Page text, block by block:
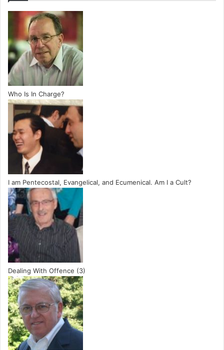
Who Is In Charge?
I am Pentecostal, Evangelical, and Ecumenical. Am I a Cult?
Dealing With Offence (3)